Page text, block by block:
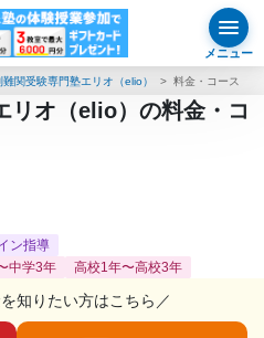
メニュー
難関受験専門塾エリオ（elio） 料金・コース
リオ（elio）の料金・コ
ン指導
中学3年 高校1年〜高校3年
知りたい方はこちら／